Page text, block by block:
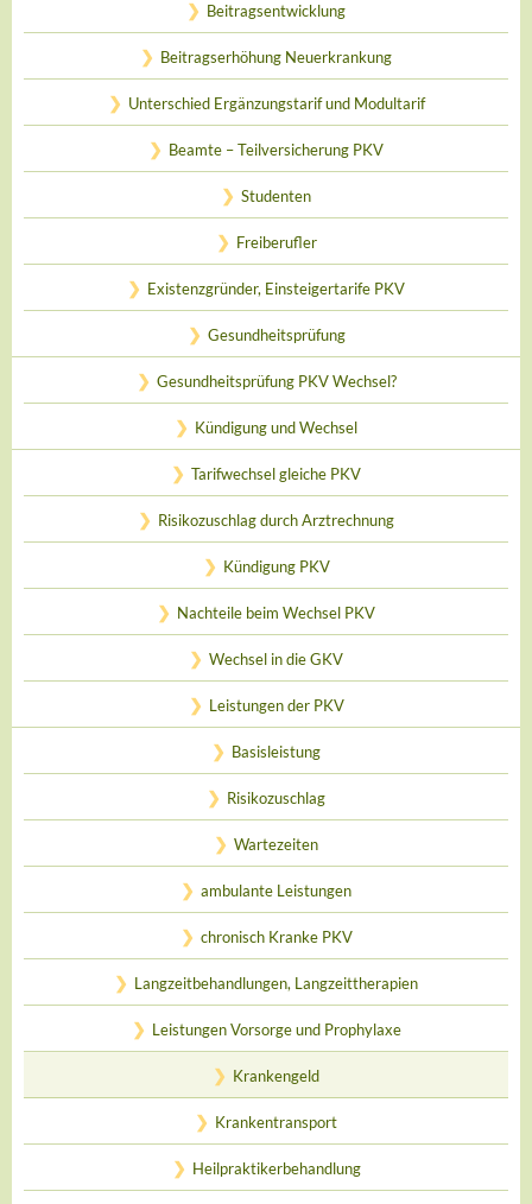
Beitragsentwicklung
Beitragserhöhung Neuerkrankung
Unterschied Ergänzungstarif und Modultarif
Beamte – Teilversicherung PKV
Studenten
Freiberufler
Existenzgründer, Einsteigertarife PKV
Gesundheitsprüfung
Gesundheitsprüfung PKV Wechsel?
Kündigung und Wechsel
Tarifwechsel gleiche PKV
Risikozuschlag durch Arztrechnung
Kündigung PKV
Nachteile beim Wechsel PKV
Wechsel in die GKV
Leistungen der PKV
Basisleistung
Risikozuschlag
Wartezeiten
ambulante Leistungen
chronisch Kranke PKV
Langzeitbehandlungen, Langzeittherapien
Leistungen Vorsorge und Prophylaxe
Krankengeld
Krankentransport
Heilpraktikerbehandlung